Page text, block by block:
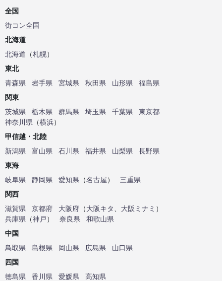
全国
街コン全国
北海道
北海道 （札幌）
東北
青森県
岩手県 宮城県 秋田県 山形県
福島県
関東
茨城県
栃木県 群馬県 埼玉県 千葉県
東京都
神奈川県 （横浜）
甲信越・北陸
新潟県
富山県 石川県 福井県 山梨県
長野県
東海
岐阜県
静岡県 愛知県 （名古屋）
三重県
関西
滋賀県
京都府 大阪府 （大阪キタ 大阪ミナミ ）
兵庫県 （神戸） 奈良県
和歌山県
中国
鳥取県
島根県 岡山県 広島県
山口県
四国
徳島県
香川県 愛媛県
高知県